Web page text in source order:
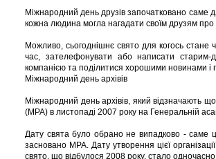
Міжнародний день друзів започатковано саме
кожна людина могла нагадати своїм друзям про
Можливо, сьогоднішнє свято для когось
час, зателефонувати або написати
компанією та поділитися хорошими новинами
Міжнародний день архівів
Міжнародний день архівів, який відзначають
(МРА) в листопаді 2007 року на Генеральній
Дату свята було обрано не випадково - саме
засновано МРА. Дату утворення цієї
свято, що відбулося 2008 року, стало